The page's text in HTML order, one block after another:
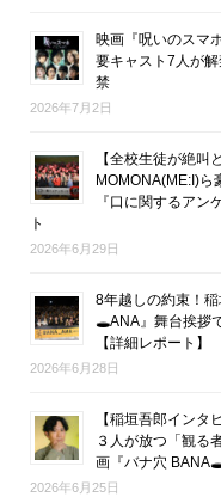
映画『呪いのスマ
要キャスト7人が
禁
2026年7月2日
【全校生徒が絶叫
MOMONA(ME:I)
『口に関するアン
ト
2026年6月29日
8年越しの約束！
🕳ANA』舞台挨拶
【詳細レポート】
2026年6月28日
【稲垣吾郎イン
３人が放つ「観る
画『バナ穴
2026年6月25日